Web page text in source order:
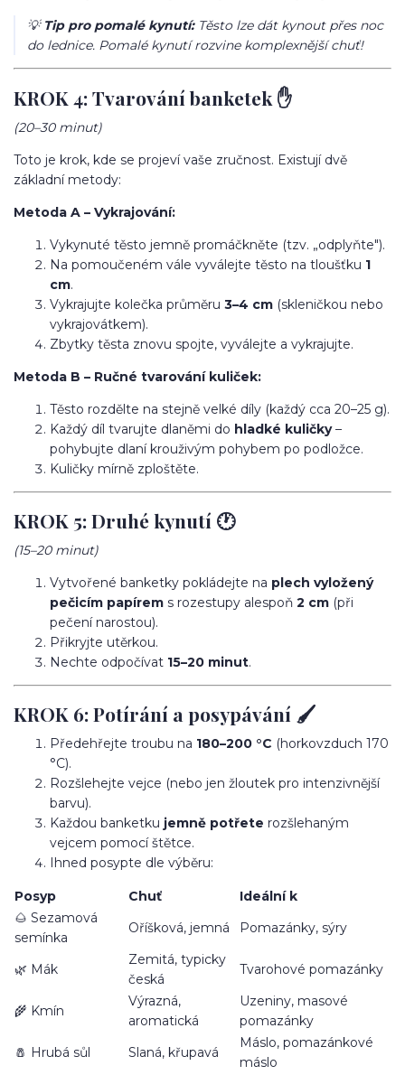
💡 Tip pro pomalé kynutí:Těsto lze dát kynout přes noc
do lednice. Pomalé kynutí rozvine komplexnější chuť!
KROK 4: Tvarování banketek ✋
(20–30 minut)
Toto je krok, kde se projeví vaše zručnost. Existují dvě
základní metody:
Metoda A – Vykrajování:
Vykynuté těsto jemně promáčkněte (tzv. „odplyňte").
Na pomoučeném vále vyválejte těsto na tloušťku 1
cm.
Vykrajujte kolečka průměru 3–4 cm (skleničkou nebo
vykrajovátkem).
Zbytky těsta znovu spojte, vyválejte a vykrajujte.
Metoda B – Ručné tvarování kuliček:
Těsto rozdělte na stejně velké díly (každý cca 20–25 g).
Každý díl tvarujte dlaněmi do hladké kuličky–
pohybujte dlaní krouživým pohybem po podložce.
Kuličky mírně zploštěte.
KROK 5: Druhé kynutí 🕐
(15–20 minut)
Vytvořené banketky pokládejte na plech vyložený
pečicím papírem s rozestupy alespoň 2 cm (při
pečení narostou).
Přikryjte utěrkou.
Nechte odpočívat 15–20 minut.
KROK 6: Potírání a posypávání 🖌️
Předehřejte troubu na 180–200 °C (horkovzduch 170
°C).
Rozšlehejte vejce (nebo jen žloutek pro intenzivnější
barvu).
Každou banketku jemně potřete rozšlehaným
vejcem pomocí štětce.
Ihned posypte dle výběru:
Posyp Chuť
Ideální k
🌰 Sezamová
semínka
Oříšková, jemná Pomazánky, sýry
🌿 Mák
Zemitá, typicky
česká
Tvarohové pomazánky
🌾 Kmín
Výrazná,
aromatická
Uzeniny, masové
pomazánky
🧂 Hrubá sůl
Slaná, křupavá
Máslo, pomazánkové
máslo